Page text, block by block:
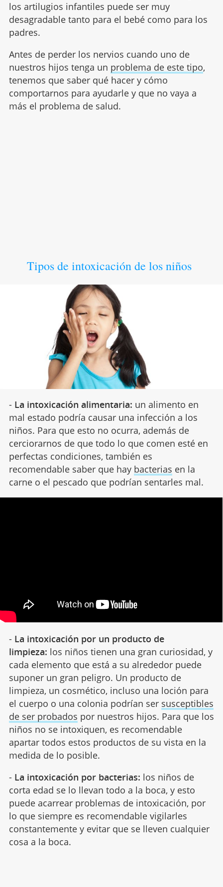
los artilugios infantiles puede ser muy
desagradable tanto para el bebé como para los
padres.
Antes de perder los nervios cuando uno de
nuestros hijos tenga un problema de este tipo,
tenemos que saber qué hacer y cómo
comportarnos para ayudarle y que no vaya a
más el problema de salud.
Tipos de intoxicación de los niños
- La intoxicación alimentaria: un alimento en
mal estado podría causar una infección a los
niños. Para que esto no ocurra, además de
cerciorarnos de que todo lo que comen esté en
perfectas condiciones, también es
recomendable saber que hay bacterias en la
carne o el pescado que podrían sentarles mal.
- La intoxicación por un producto de
limpieza: los niños tienen una gran curiosidad, y
cada elemento que está a su alrededor puede
suponer un gran peligro. Un producto de
limpieza, un cosmético, incluso una loción para
el cuerpo o una colonia podrían ser susceptibles
de ser probados por nuestros hijos. Para que los
niños no se intoxiquen, es recomendable
apartar todos estos productos de su vista en la
medida de lo posible.
- La intoxicación por bacterias: los niños de
corta edad se lo llevan todo a la boca, y esto
puede acarrear problemas de intoxicación, por
lo que siempre es recomendable vigilarles
constantemente y evitar que se lleven cualquier
cosa a la boca.